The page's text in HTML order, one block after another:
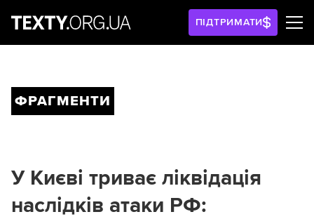
ПІДТРИМАТИ
ФРАГМЕНТИ
У Києві триває ліквідація
наслідків атаки РФ: